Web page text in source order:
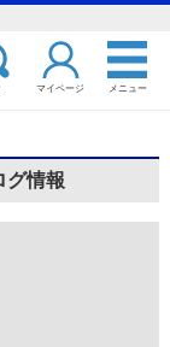
マイページ メニュー
グ情報